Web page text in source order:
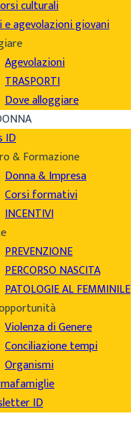
culturali
e agevolazioni giovani
Agevolazioni
TRASPORTI
Dove alloggiare
ID
& Formazione
Donna & Impresa
Corsi formativi
INCENTIVI
PREVENZIONE
PERCORSO NASCITA
PATOLOGIE AL FEMMINILE
Violenza di Genere
Conciliazione tempi
Organismi
ID